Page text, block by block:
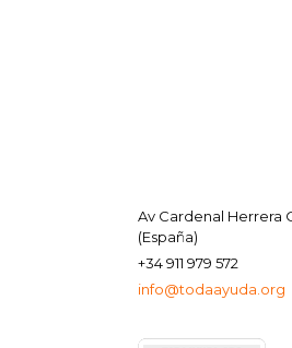
Av Cardenal Herrera
(España)
+34 911 979 572
info@todaayuda.org